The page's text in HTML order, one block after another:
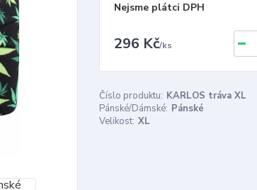
Nejsme plátci DPH
296 Kč/ks
Číslo produktu: KARLOS tráva XL
Pánské/Dámské: Pánské
Velikost: XL